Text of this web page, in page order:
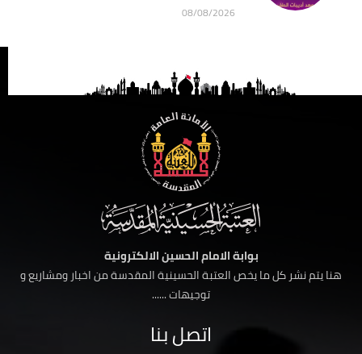
08/08/2026
بوابة الامام الحسين الالكترونية
هنا يتم نشر كل ما يخص العتبة الحسينية المقدسة من اخبار ومشاريع و
توجيهات ......
اتصل بنا